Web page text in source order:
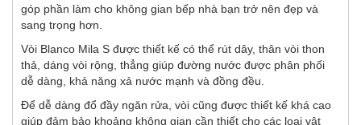
góp phần làm cho không gian bếp nhà bạn trở nên đẹp và
sang trọng hơn.
Vòi Blanco Mila S được thiết kế có thể rút dây, thân vòi thon
thả, dáng vòi rộng, thẳng giúp đường nước được phân phối
dễ dàng, khả năng xả nước mạnh và đồng đều.
Để dễ dàng đổ đầy ngăn rửa, vòi cũng được thiết kế khá cao
giúp đảm bảo khoảng không gian cần thiết cho các loại vật